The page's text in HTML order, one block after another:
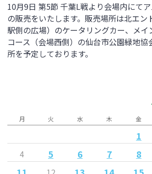
10月9日 第5節 千葉L戦より会場内にて
の販売をいたします。販売場所は北エン
駅側の広場）のケータリングカー、メイ
コース（会場西側）の仙台市公園緑地協
所を予定しております。
月 火 水 木 金
1
4 5 6 7 8